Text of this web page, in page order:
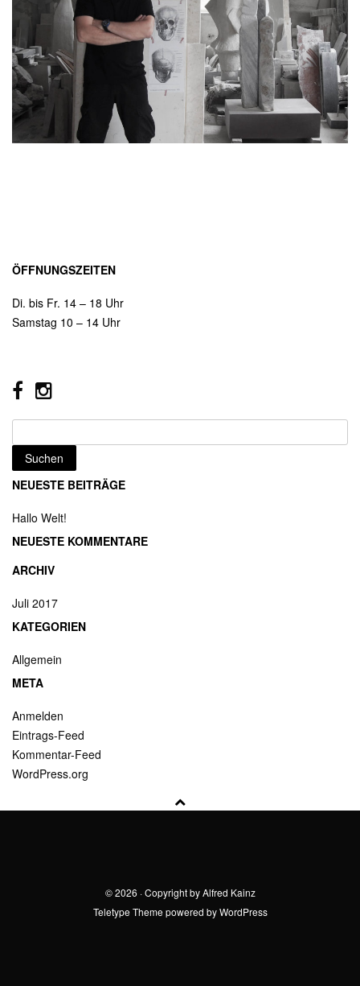
ÖFFNUNGSZEITEN
Di. bis Fr. 14 – 18 Uhr
Samstag 10 – 14 Uhr
nach:
NEUESTE BEITRÄGE
Hallo Welt!
NEUESTE KOMMENTARE
ARCHIV
Juli 2017
KATEGORIEN
Allgemein
META
Anmelden
Eintrags-Feed
Kommentar-Feed
WordPress.org
© 2026 · Copyright by Alfred Kainz
TeletypeTheme powered byWordPress